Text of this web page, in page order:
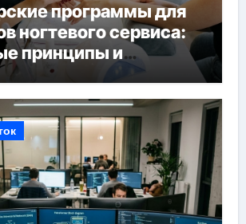
программы для
ногтевого сервиса:
принципы и
участия